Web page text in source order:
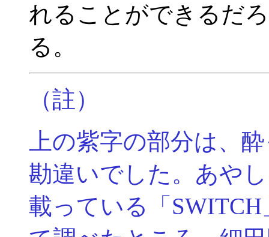
れることができるだ
る。
（註）
上の紫字の部分は、
勘違いでした。あや
載っている「